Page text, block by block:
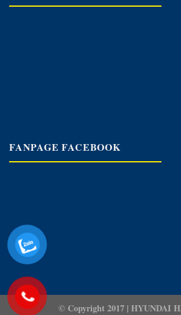
FANPAGE FACEBOOK
© Copyright 2017 | HYUNDAI